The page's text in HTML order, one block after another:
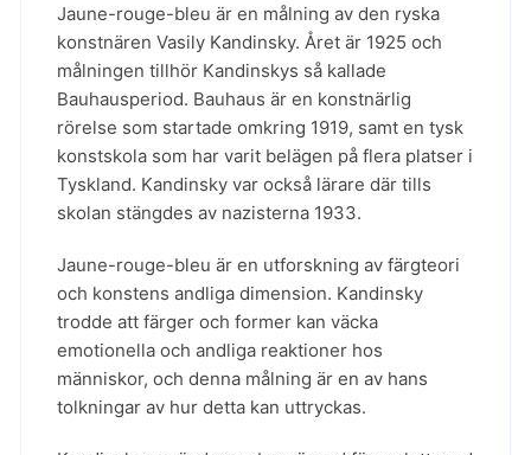
Jaune-rouge-bleu är en målning av den ryska
konstnären Vasily Kandinsky. Året är 1925 och
målningen tillhör Kandinskys så kallade
Bauhausperiod. Bauhaus är en konstnärlig
rörelse som startade omkring 1919, samt en tysk
konstskola som har varit belägen på flera platser i
Tyskland. Kandinsky var också lärare där tills
skolan stängdes av nazisterna 1933.
Jaune-rouge-bleu är en utforskning av färgteori
och konstens andliga dimension. Kandinsky
trodde att färger och former kan väcka
emotionella och andliga reaktioner hos
människor, och denna målning är en av hans
tolkningar av hur detta kan uttryckas.